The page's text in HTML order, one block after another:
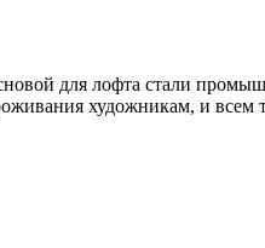
для лофта стали
художникам, и всем